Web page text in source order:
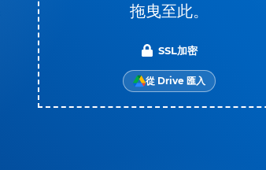
拖曳至此。
SSL加密
從 Drive 匯入